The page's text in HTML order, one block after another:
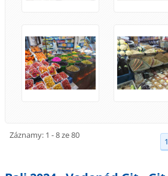
Záznamy: 1 - 8 ze 80
1